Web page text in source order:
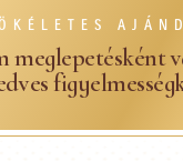
meglepetésként